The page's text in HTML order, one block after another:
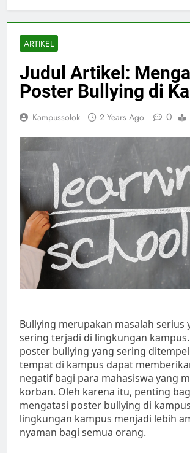
ARTIKEL
Judul Artikel:
Poster Bullying di
Kampussolok 2 Years Ago 0
Bullying merupakan masalah serius
sering terjadi di lingkungan
poster bullying yang sering
tempat di kampus dapat
negatif bagi para mahasiswa yang
korban. Oleh karena itu, penting
mengatasi poster bullying di
lingkungan kampus menjadi lebih
nyaman bagi semua orang.